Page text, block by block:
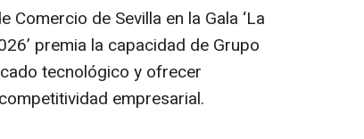
de Sevilla en la Gala ‘La
premia la capacidad de Grupo
tecnológico y ofrecer
empresarial.